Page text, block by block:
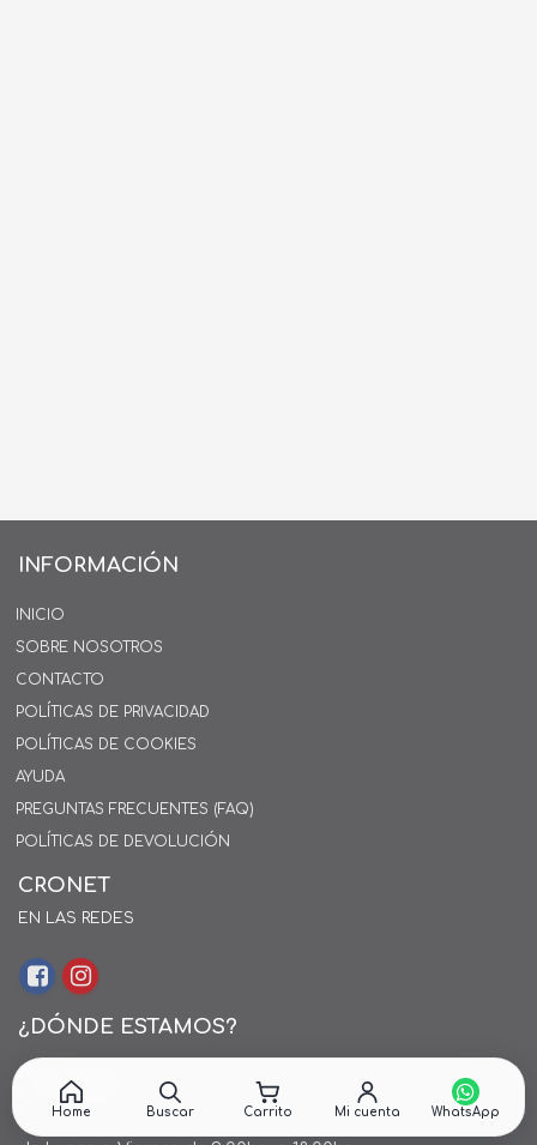
INFORMACIÓN
INICIO
SOBRE NOSOTROS
CONTACTO
POLÍTICAS DE PRIVACIDAD
POLÍTICAS DE COOKIES
AYUDA
PREGUNTAS FRECUENTES (FAQ)
POLÍTICAS DE DEVOLUCIÓN
CRONET
EN LAS REDES
¿DÓNDE ESTAMOS?
Alejo Rossell y Rius 1695, Montevideo, Uruguay
26 242424*
Home Buscar Carrito Mi cuenta